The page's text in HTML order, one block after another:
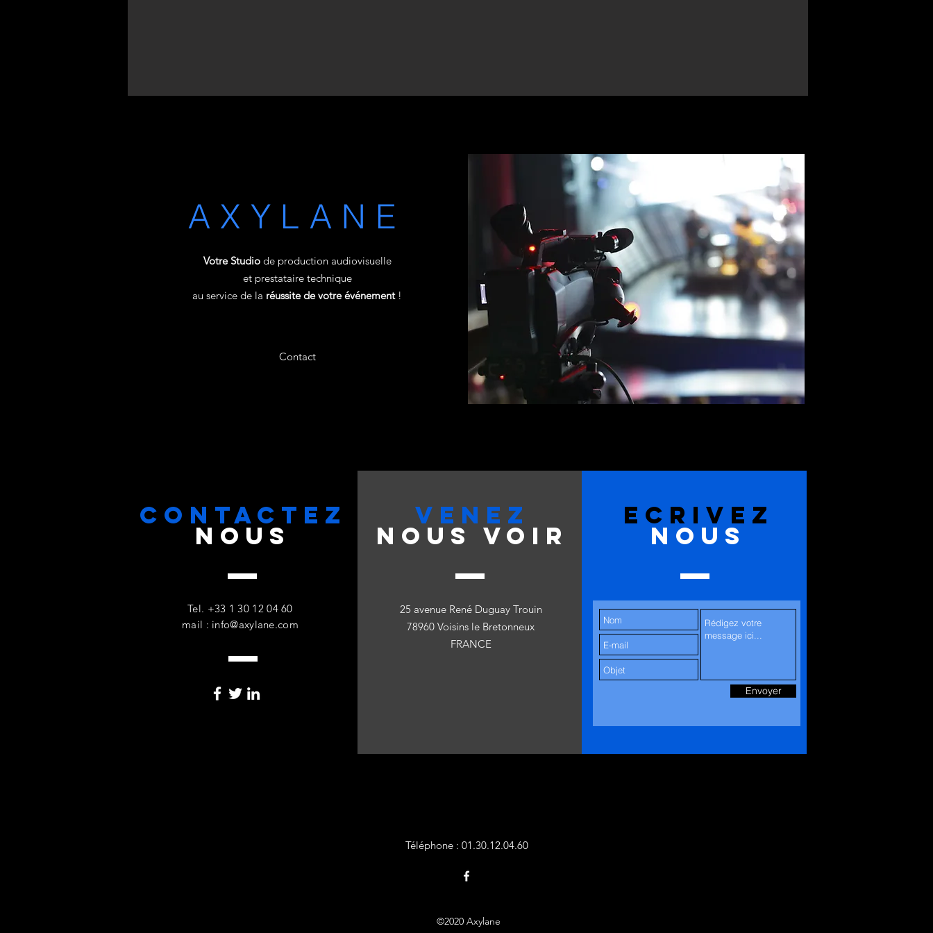
AXYLANE
Votre Studiode production audiovisuelle
et prestataire technique
au service de la réussite de votre événement!
Contact
CONTACTEZ
NOUS
Tel. +33 1 30 12 04 60
mail : info@axylane.com
VENEZ
NOUS VOIR
25 avenue René Duguay Trouin
78960 Voisins le Bretonneux
FRANCE
ECRIVEZ
NOUS
Envoyer
Téléphone : 01.30.12.04.60
©2020 Axylane